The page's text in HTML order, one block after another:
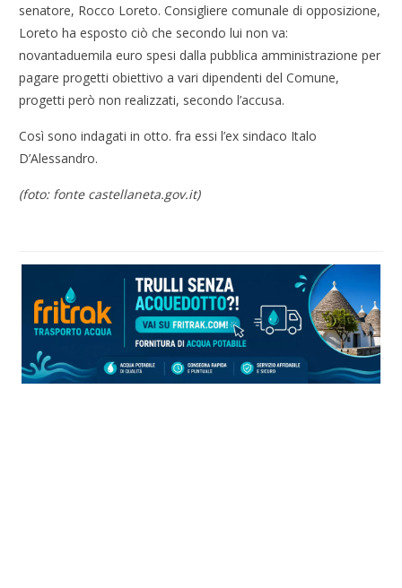
senatore, Rocco Loreto. Consigliere comunale di opposizione,
Loreto ha esposto ciò che secondo lui non va:
novantaduemila euro spesi dalla pubblica amministrazione per
pagare progetti obiettivo a vari dipendenti del Comune,
progetti però non realizzati, secondo l’accusa.
Così sono indagati in otto. fra essi l’ex sindaco Italo
D’Alessandro.
(foto: fonte castellaneta.gov.it)